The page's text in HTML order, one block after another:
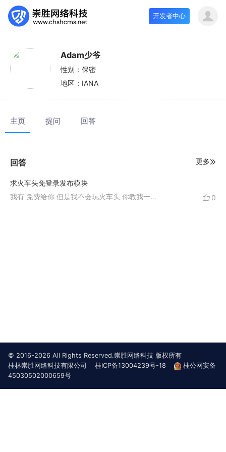
开发者中心
Adam少爷
性别： 保密
地区： IANA
主页 提问 回答
回答 更多
求火车头免登录发布模块
我有 免费给你 但是我不会玩火车头 你教我一下呗
0
© 2016-2026 All Rights Reserved.崇胜网络科技 版权所有
桂林崇胜网络科技有限公司
桂ICP备13004239号-18
桂公网安备
45030502000659号